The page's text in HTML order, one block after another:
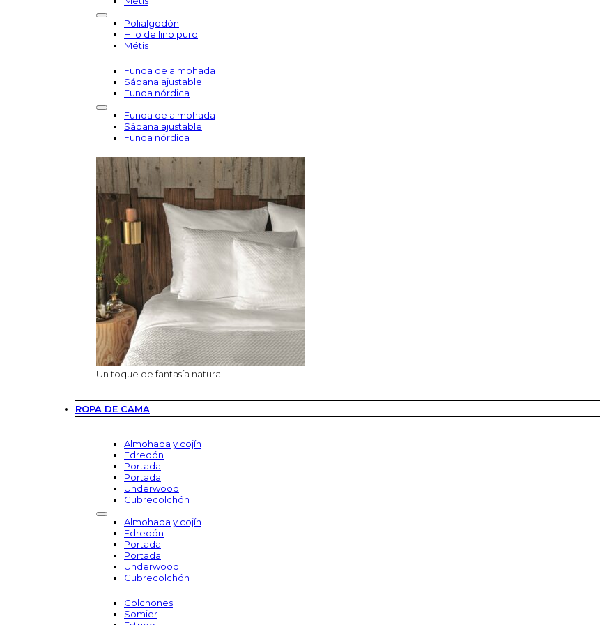
Polialgodón
Hilo de lino puro
Métis
Funda de almohada
Sábana ajustable
Funda nórdica
Funda de almohada
Sábana ajustable
Funda nórdica
Un toque de fantasía natural
ROPA DE CAMA
Almohada y cojín
Edredón
Portada
Portada
Underwood
Cubrecolchón
Almohada y cojín
Edredón
Portada
Portada
Underwood
Cubrecolchón
Colchones
Somier